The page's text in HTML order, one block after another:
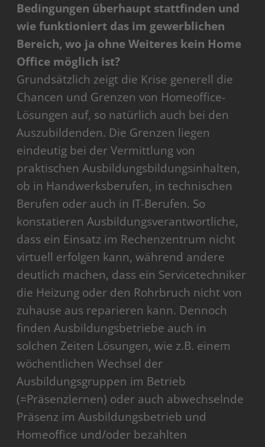
Bedingungen überhaupt stattfinden und
wie funktioniert das im gewerblichen
Bereich, wo ja ohne Weiteres kein Home
Office möglich ist?
Grundsätzlich zeigt die Krise generell die
Chancen und Grenzen von Homeoffice-
Lösungen auf, so natürlich auch bei den
Auszubildenden. Die Grenzen liegen
eindeutig bei der Vermittlung von
praktischen Ausbildungsbildungsinhalten,
ob in Handwerksberufen, in technischen
Berufen oder auch in IT-Berufen. So
konstatieren Ausbildungsverantwortliche,
dass ein Einsatz im Rechenzentrum nicht
virtuell erfolgen kann, während andere
deutlich machen, dass ein Servicetechniker
die Heizung oder den Rohrbruch nicht von
zuhause aus reparieren kann. Dennoch
finden Ausbildungsbetriebe auch in
solchen Zeiten Lösungen, wie z.B. einem
wöchentlichen Wechsel der
Ausbildungsgruppen im Betrieb
(=Präsenzlernen) oder auch abwechselnde
Präsenz im Ausbildungsbetrieb und
Homeoffice und/oder bezahlten